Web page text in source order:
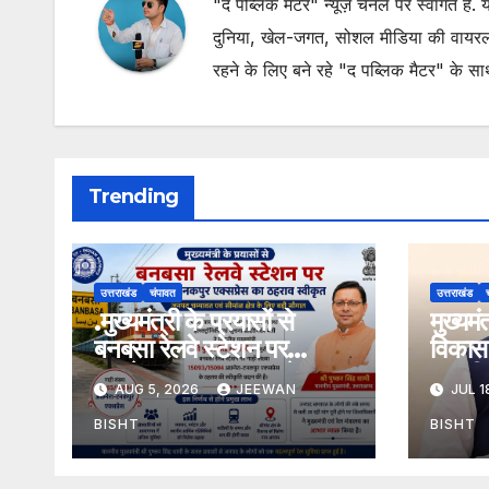
दुनिया, खेल-जगत, सोशल मीडिया की
रहने के लिए बने रहे "द पब्लिक मैटर" के
Trending
उत्तराखंड चंपावत
.मुख्यमंत्री के प्रयासों से
बनबसा रेलवे स्टेशन पर
अछनेरा-टनकपुर एक्सप्रेस का
ठहराव हुआ स्वीकृत
AUG 5, 2026 JEEWAN
BISHT
उत्तराखंड
मार्ग
JUL
BISHT